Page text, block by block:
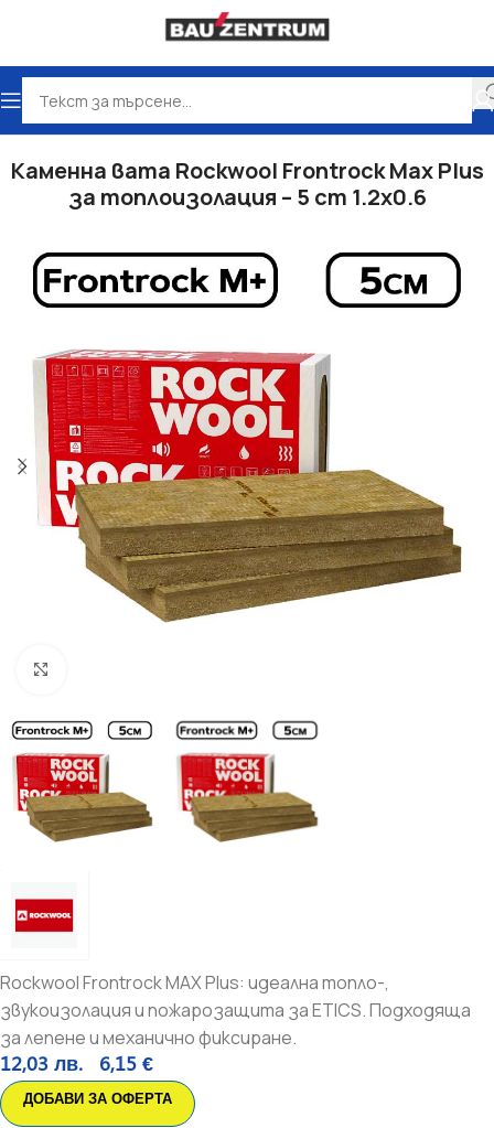
Начало Топлоизолация
Каменна вата Rockwool Frontrock Max Plus
за топлоизолация – 5 cm 1.2х0.6
Rockwool Frontrock MAX Plus: идеална топло-,
звукоизолация и пожарозащита за ETICS. Подходяща
за лепене и механично фиксиране.
12,03 лв. 6,15 €
ДОБАВИ ЗА ОФЕРТА